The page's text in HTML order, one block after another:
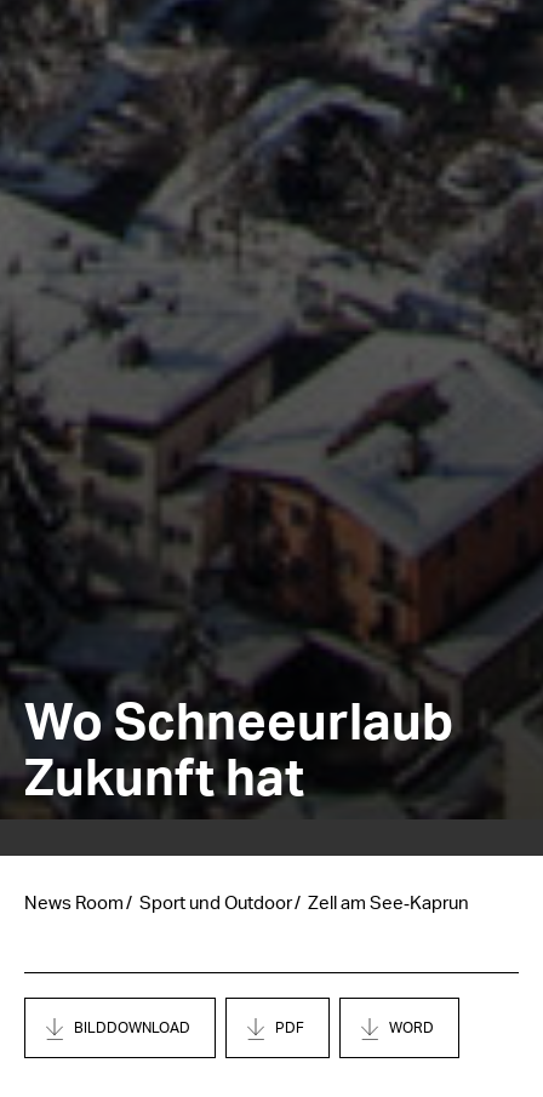
Wo Schneeurlaub
Zukunft hat
News Room Sport und Outdoor Zell am See‑Kaprun
BILDDOWNLOAD PDF WORD